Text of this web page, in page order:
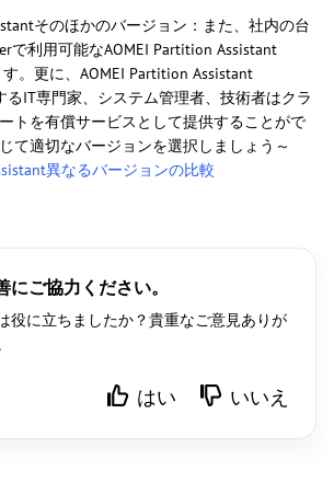
そのほかのバージョン：また、社内の台
で利用可能なAOMEI Partition Assistant
。更に、AOMEI Partition Assistant
るIT専門家、システム管理者、技術者はクラ
トを有償サービスとして提供することがで
て適切なバージョンを選択しましょう～
異なるバージョンの比較
にご協力ください。
役に立ちましたか？貴重なご意見ありが
はい いいえ